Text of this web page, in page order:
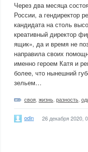
Через два месяца
России, а гендиректор
кандидата на столь
креативный директор
ящик», да и время не
направила своих
именно героем Катя и
более, что нынешний
зельем…
своя жизнь разность
odin 26 декабря 2020,